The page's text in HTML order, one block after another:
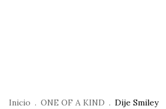
Inicio . ONE OF A KIND . Dije Smiley